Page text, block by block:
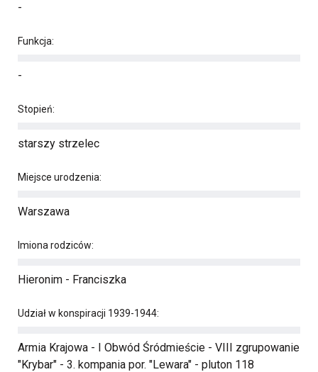
-
Funkcja:
-
Stopień:
starszy strzelec
Miejsce urodzenia:
Warszawa
Imiona rodziców:
Hieronim - Franciszka
Udział w konspiracji 1939-1944:
Armia Krajowa - I Obwód Śródmieście - VIII zgrupowanie
"Krybar" - 3. kompania por. "Lewara" - pluton 118